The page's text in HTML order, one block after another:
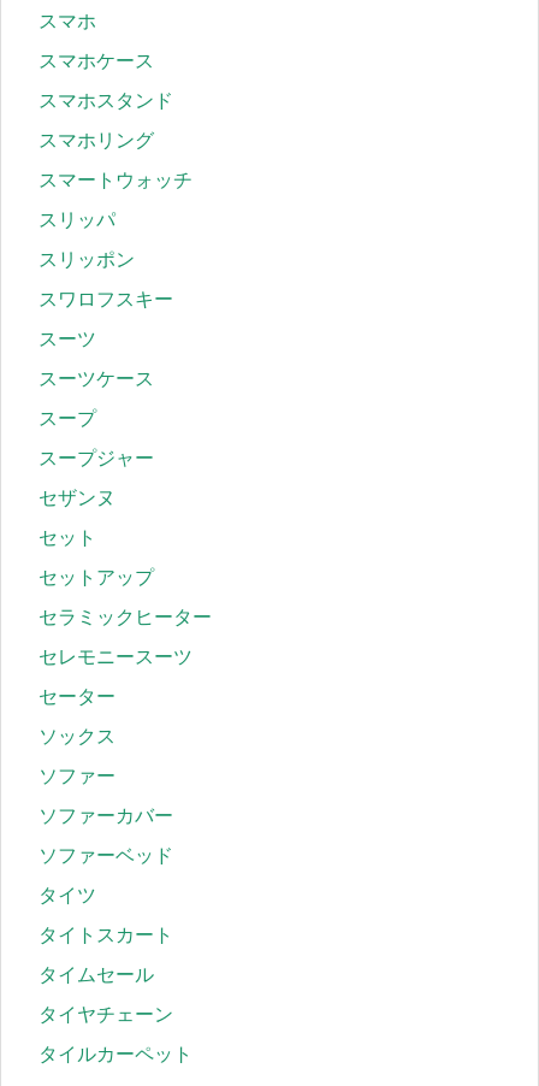
スマホ
スマホケース
スマホスタンド
スマホリング
スマートウォッチ
スリッパ
スリッポン
スワロフスキー
スーツ
スーツケース
スープ
スープジャー
セザンヌ
セット
セットアップ
セラミックヒーター
セレモニースーツ
セーター
ソックス
ソファー
ソファーカバー
ソファーベッド
タイツ
タイトスカート
タイムセール
タイヤチェーン
タイルカーペット